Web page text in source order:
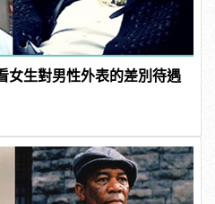
女生對男性外表的差別待遇